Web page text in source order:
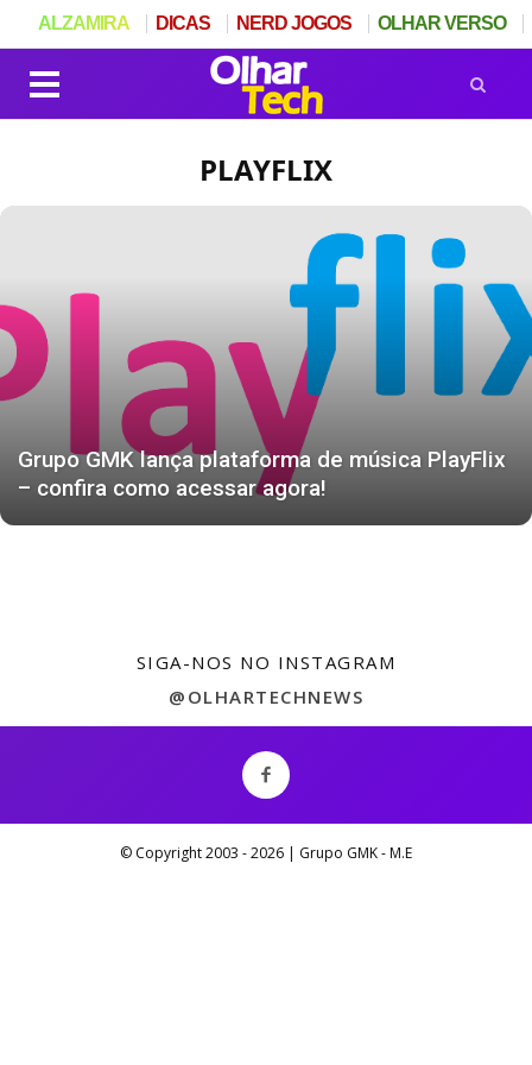
PLAYFLIX
Grupo GMK lança plataforma de música PlayFlix
– confira como acessar agora!
SIGA-NOS NO INSTAGRAM
@OLHARTECHNEWS
© Copyright 2003 -2026 | Grupo GMK - M.E
ALZAMIRA DICAS NERD JOGOS OLHAR VERSO